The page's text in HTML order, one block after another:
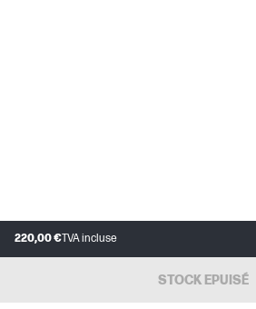
220,00 €TVA incluse
STOCK EPUISÉ